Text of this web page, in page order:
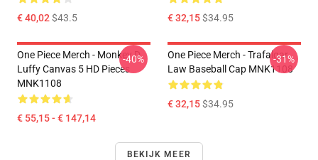
€ 40,02$43.5 € 32,15$34.95
One Piece Merch - Monkey D.
Luffy Canvas 5 HD Pieces
MNK1108
€ 55,15 - € 147,14
-40%
One Piece Merch - Trafalgar
Law Baseball Cap MNK1108
€ 32,15$34.95
-31%
BEKIJK MEER